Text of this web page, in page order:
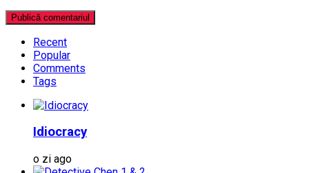
Recent
Popular
Comments
Tags
Idiocracy
o zi ago